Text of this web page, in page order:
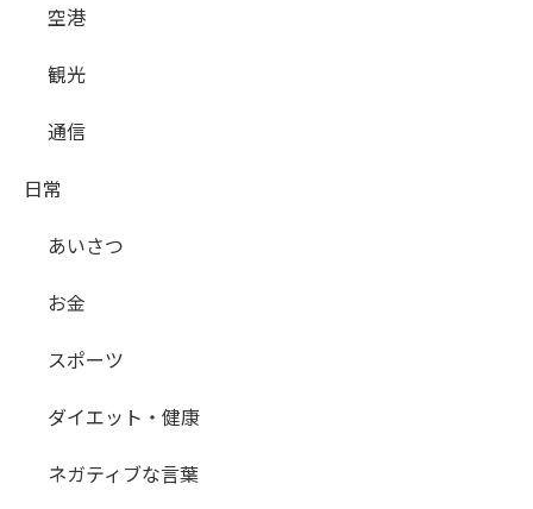
空港
観光
通信
日常
あいさつ
お金
スポーツ
ダイエット・健康
ネガティブな言葉